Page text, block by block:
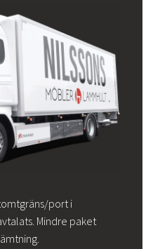
port i
Mindre paket